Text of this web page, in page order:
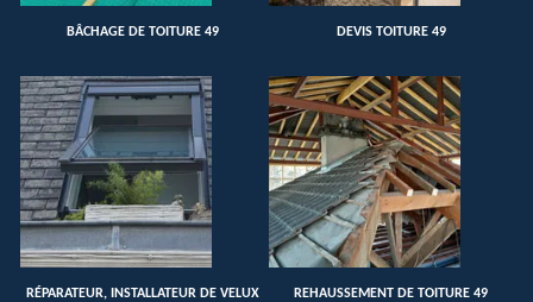
BÂCHAGE DE TOITURE 49 DEVIS TOITURE 49
RÉPARATEUR, INSTALLATEUR DE VELUX
REHAUSSEMENT DE TOITURE 49